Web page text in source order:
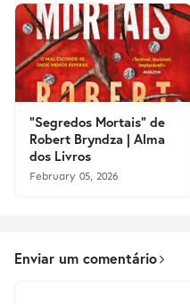
"Segredos Mortais" de
Robert Bryndza | Alma
dos Livros
February 05, 2026
Enviar um comentário